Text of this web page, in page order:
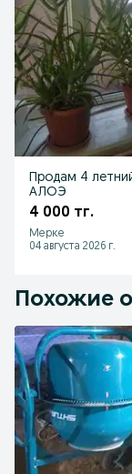
Продам 4
АЛОЭ
4 000 тг.
Мерке
04 августа 2026 г.
Похожие